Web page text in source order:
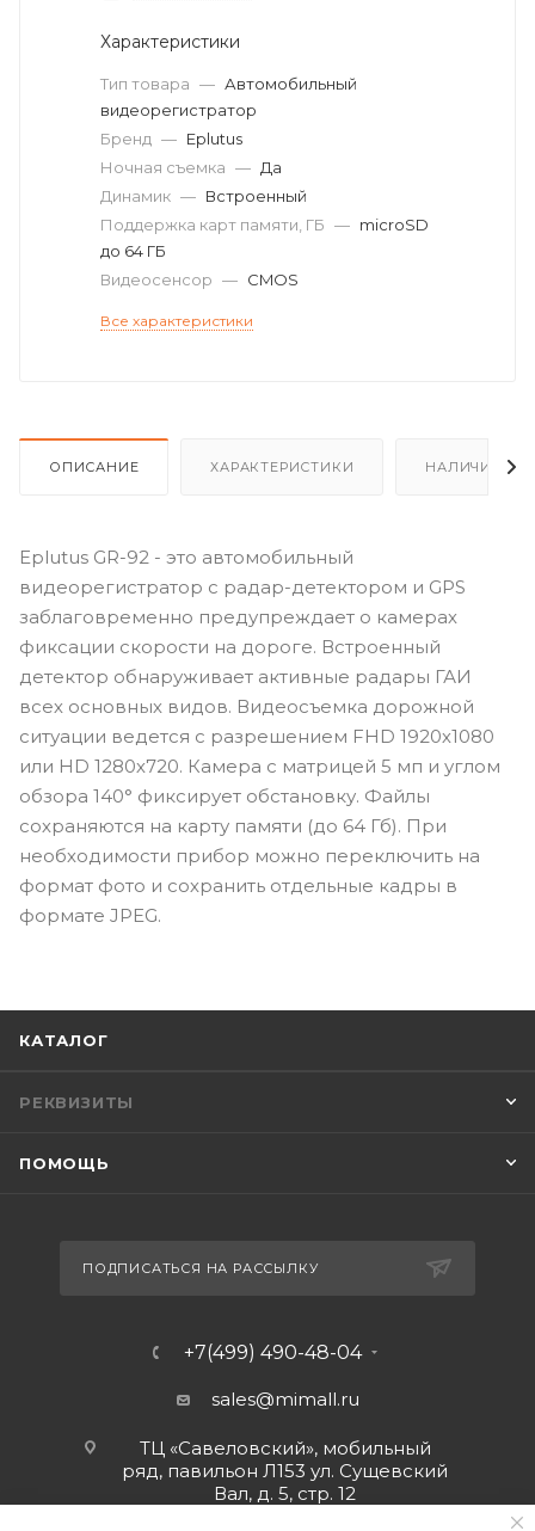
Характеристики
Тип товара — Автомобильный
видеорегистратор
Бренд — Eplutus
Ночная съемка — Да
Динамик — Встроенный
Поддержка карт памяти, ГБ — microSD
до 64 ГБ
Видеосенсор — CMOS
Все характеристики
ОПИСАНИЕ ХАРАКТЕРИСТИКИ НАЛИЧИЕ
Eplutus GR-92 - это автомобильный
видеорегистратор с радар-детектором и GPS
заблаговременно предупреждает о камерах
фиксации скорости на дороге. Встроенный
детектор обнаруживает активные радары ГАИ
всех основных видов. Видеосъемка дорожной
ситуации ведется с разрешением FHD 1920х1080
или HD 1280х720. Камера c матрицей 5 мп и углом
обзора 140° фиксирует обстановку. Файлы
сохраняются на карту памяти (до 64 Гб). При
необходимости прибор можно переключить на
формат фото и сохранить отдельные кадры в
формате JPEG.
КАТАЛОГ
РЕКВИЗИТЫ
ПОМОЩЬ
ПОДПИСАТЬСЯ НА РАССЫЛКУ
+7(499) 490-48-04
sales@mimall.ru
ТЦ «Савеловский», мобильный
ряд, павильон Л153 ул. Сущевский
Вал, д. 5, стр. 12